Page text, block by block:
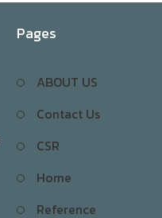
Pages
ABOUT US
Contact Us
CSR
Home
Reference